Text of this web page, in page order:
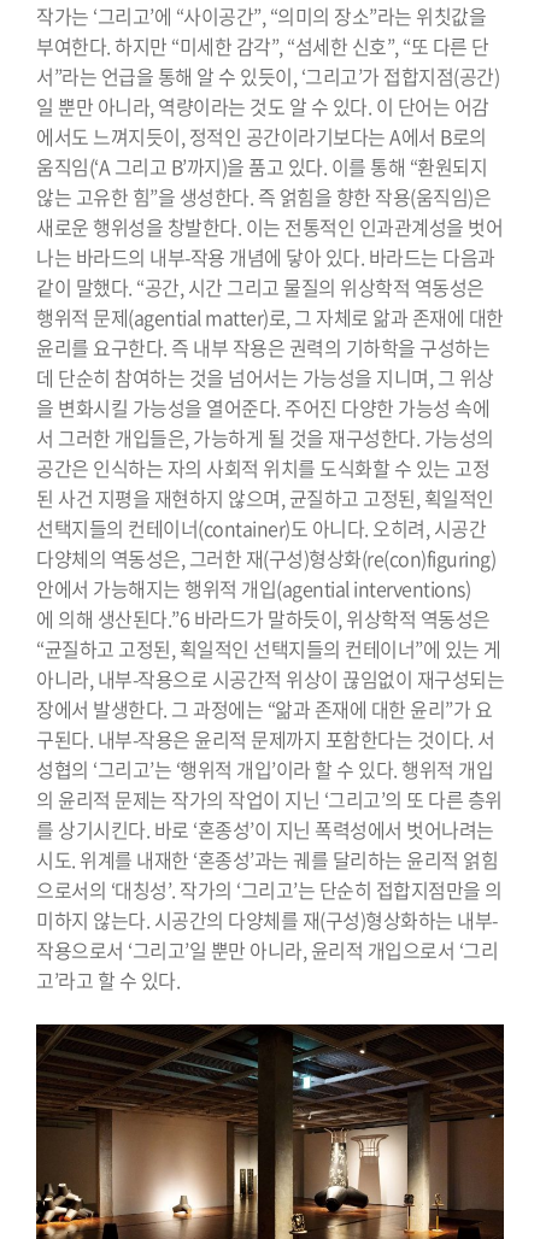
작가는 ‘그리고’에 “사이공간”, “의미의 장소”라는 위칫값을
부여한다. 하지만 “미세한 감각”, “섬세한 신호”, “또 다른 단
서”라는 언급을 통해 알 수 있듯이, ‘그리고’가 접합지점(공간)
일 뿐만 아니라, 역량이라는 것도 알 수 있다. 이 단어는 어감
에서도 느껴지듯이, 정적인 공간이라기보다는 A에서 B로의
움직임(‘A 그리고 B’까지)을 품고 있다. 이를 통해 “환원되지
않는 고유한 힘”을 생성한다. 즉 얽힘을 향한 작용(움직임)은
새로운 행위성을 창발한다. 이는 전통적인 인과관계성을 벗어
나는 바라드의 내부-작용 개념에 닿아 있다. 바라드는 다음과
같이 말했다. “공간, 시간 그리고 물질의 위상학적 역동성은
행위적 문제(agential matter)로, 그 자체로 앎과 존재에 대한
윤리를 요구한다. 즉 내부 작용은 권력의 기하학을 구성하는
데 단순히 참여하는 것을 넘어서는 가능성을 지니며, 그 위상
을 변화시킬 가능성을 열어준다. 주어진 다양한 가능성 속에
서 그러한 개입들은, 가능하게 될 것을 재구성한다. 가능성의
공간은 인식하는 자의 사회적 위치를 도식화할 수 있는 고정
된 사건 지평을 재현하지 않으며, 균질하고 고정된, 획일적인
선택지들의 컨테이너(container)도 아니다. 오히려, 시공간
다양체의 역동성은, 그러한 재(구성)형상화(re(con)figuring)
안에서 가능해지는 행위적 개입(agential interventions)
에 의해 생산된다.”6 바라드가 말하듯이, 위상학적 역동성은
“균질하고 고정된, 획일적인 선택지들의 컨테이너”에 있는 게
아니라, 내부-작용으로 시공간적 위상이 끊임없이 재구성되는
장에서 발생한다. 그 과정에는 “앎과 존재에 대한 윤리”가 요
구된다. 내부-작용은 윤리적 문제까지 포함한다는 것이다. 서
성협의 ‘그리고’는 ‘행위적 개입’이라 할 수 있다. 행위적 개입
의 윤리적 문제는 작가의 작업이 지닌 ‘그리고’의 또 다른 층위
를 상기시킨다. 바로 ‘혼종성’이 지닌 폭력성에서 벗어나려는
시도. 위계를 내재한 ‘혼종성’과는 궤를 달리하는 윤리적 얽힘
으로서의 ‘대칭성’. 작가의 ‘그리고’는 단순히 접합지점만을 의
미하지 않는다. 시공간의 다양체를 재(구성)형상화하는 내부-
작용으로서 ‘그리고’일 뿐만 아니라, 윤리적 개입으로서 ‘그리
고’라고 할 수 있다.